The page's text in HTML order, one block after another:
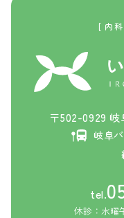
[ 内
〒502-0929 岐
岐阜
tel.
休診：水曜